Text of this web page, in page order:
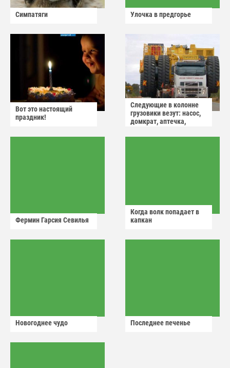
Симпатяги Улочка в предгорье
Вот это настоящий
праздник!
Следующие в колонне
грузовики везут: насос,
домкрат, аптечка,
Фермин Гарсия Севилья
Когда волк попадает в
капкан
Новогоднее чудо Последнее печенье